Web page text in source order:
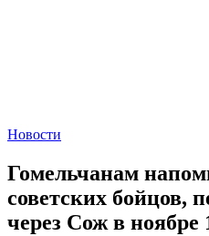
Новости
Гомельчанам
советских бойцов,
через Сож в ноябре